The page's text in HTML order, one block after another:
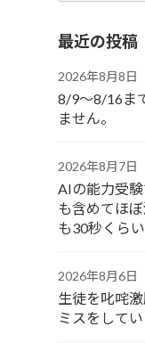
最近の投稿
2026年8月8日
8/9～8/16ま
ません。
2026年8月7日
AIの能力受
も含めてほ
も30秒くらい
2026年8月6日
生徒を叱咤
ミスをしてい